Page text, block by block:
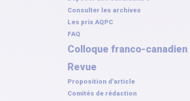
Consulter les archives
Les prix AQPC
FAQ
Colloque franco-canadien
Revue
Proposition d'article
Comités de rédaction